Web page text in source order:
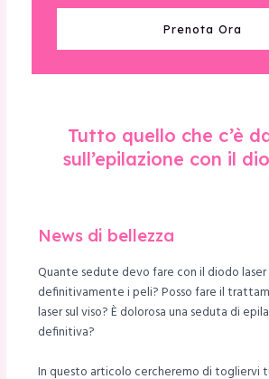
Prenota Ora
Tutto quello che c’è
sull’epilazione con il
News di bellezza
Quante sedute devo fare con il diodo
definitivamente i peli? Posso fare il
laser sul viso? È dolorosa una seduta di
definitiva?
In questo articolo cercheremo di togliervi